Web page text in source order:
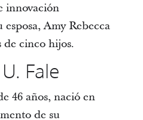
innovación
Amy Rebecca
de cinco hijos.
Fale
46 años, nació en
de su